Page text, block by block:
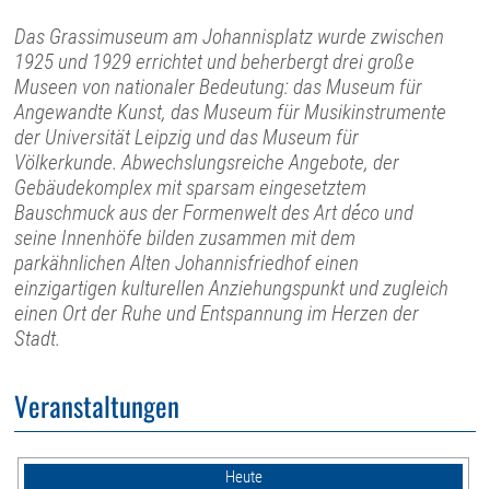
Das Grassimuseum am Johannisplatz wurde zwischen
1925 und 1929 errichtet und beherbergt drei große
Museen von nationaler Bedeutung: das Museum für
Angewandte Kunst, das Museum für Musikinstrumente
der Universität Leipzig und das Museum für
Völkerkunde. Abwechslungsreiche Angebote, der
Gebäudekomplex mit sparsam eingesetztem
Bauschmuck aus der Formenwelt des Art déco und
seine Innenhöfe bilden zusammen mit dem
parkähnlichen Alten Johannisfriedhof einen
einzigartigen kulturellen Anziehungspunkt und zugleich
einen Ort der Ruhe und Entspannung im Herzen der
Stadt.
Veranstaltungen
Heute